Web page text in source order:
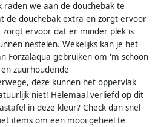
we aan de douchebak te
de douchebak extra en zorgt ervoor
ervoor dat er minder plek is
nestelen. Wekelijks kan je het
Forzalaqua gebruiken om 'm schoon
zuurhoudende
deze kunnen het oppervlak
niet! Helemaal verliefd op dit
in deze kleur? Check dan snel
items om een mooi geheel te